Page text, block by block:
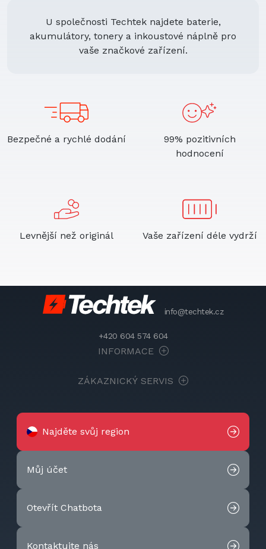
U společnosti Techtek najdete baterie,
akumulátory, tonery a inkoustové náplně pro
vaše značkové zařízení.
Bezpečné a rychlé dodání
99% pozitivních
hodnocení
Levnější než originál Vaše zařízení déle vydrží
info@techtek.cz
+420 604 574 604
INFORMACE
ZÁKAZNICKÝ SERVIS
Najděte svůj region
Můj účet
Otevřít Chatbota
Kontaktujte nás